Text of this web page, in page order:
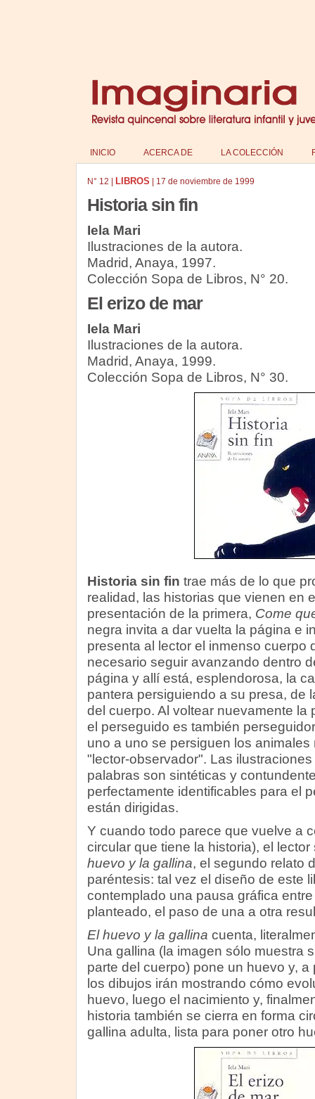
INICIO ACERCA DE LA COLECCIÓN
N° 12 LIBROS 17 de noviembre de 1999
Historia sin fin
Iela Mari
Ilustraciones de la autora.
Madrid, Anaya, 1997.
Colección Sopa de Libros, N° 20.
El erizo de mar
Iela Mari
Ilustraciones de la autora.
Madrid, Anaya, 1999.
Colección Sopa de Libros, N° 30.
Historia sin fin trae más de lo que
realidad, las historias que vienen en
presentación de la primera, Come
negra invita a dar vuelta la página e
presenta al lector el inmenso cuerpo
necesario seguir avanzando dentro
página y allí está, esplendorosa, la
pantera persiguiendo a su presa, de
del cuerpo. Al voltear nuevamente la
el perseguido es también
uno a uno se persiguen los animales
"lector-observador". Las
palabras son sintéticas y
perfectamente identificables para el
están dirigidas.
Y cuando todo parece que vuelve a
circular que tiene la historia), el
huevo y la gallina, el segundo relato
paréntesis: tal vez el diseño de este
contemplado una pausa gráfica
planteado, el paso de una a otra
El huevo y la gallina cuenta,
Una gallina (la imagen sólo muestra
parte del cuerpo) pone un huevo y, a
los dibujos irán mostrando cómo
huevo, luego el nacimiento y,
historia también se cierra en forma
gallina adulta, lista para poner otro